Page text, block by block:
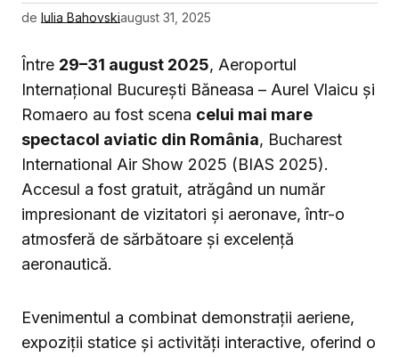
de Iulia Bahovskiaugust 31, 2025
Între 29–31 august 2025, Aeroportul
Internațional București Băneasa – Aurel Vlaicu și
Romaero au fost scena celui mai mare
spectacol aviatic din România, Bucharest
International Air Show 2025 (BIAS 2025).
Accesul a fost gratuit, atrăgând un număr
impresionant de vizitatori și aeronave, într-o
atmosferă de sărbătoare și excelență
aeronautică.
Evenimentul a combinat demonstrații aeriene,
expoziții statice și activități interactive, oferind o